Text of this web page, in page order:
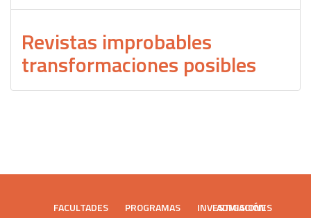
Revistas improbables
transformaciones posibles
FACULTADES PROGRAMAS INVESTIGACIÓN
ADMISIONES